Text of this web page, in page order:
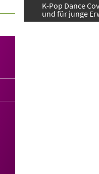
K-Pop Dance
und für junge